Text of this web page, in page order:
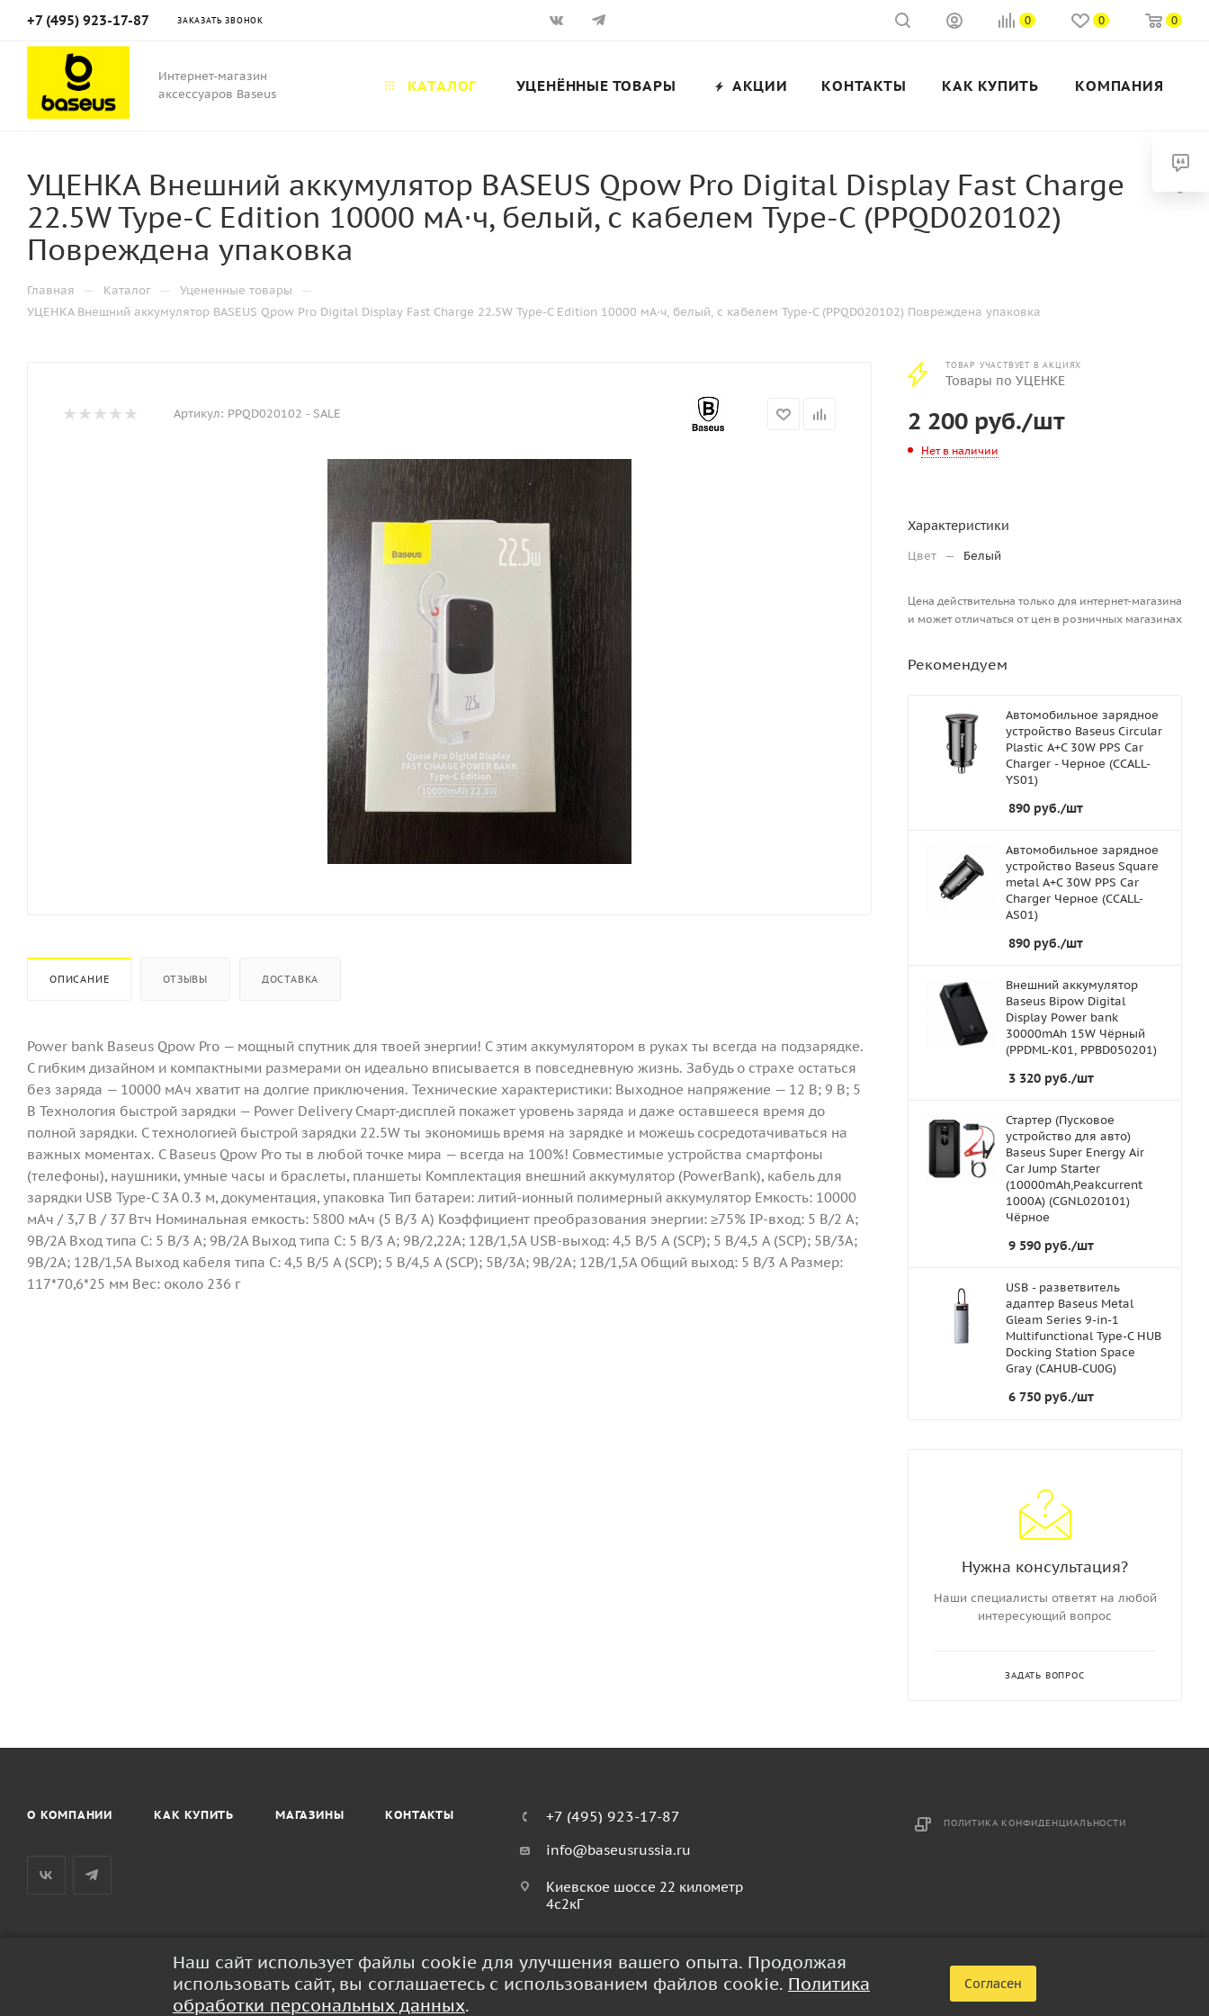
+7 (495) 923-17-87 ЗАКАЗАТЬ ЗВОНОК 0 0 0
Интернет-магазин
аксессуаров Baseus
КАТАЛОГ УЦЕНЁННЫЕ ТОВАРЫ АКЦИИ КОНТАКТЫ КАК КУПИТЬ КОМПАНИЯ
УЦЕНКА Внешний аккумулятор BASEUS Qpow Pro Digital Display Fast Charge
22.5W Type-C Edition 10000 мА⋅ч, белый, с кабелем Type-C (PPQD020102)
Повреждена упаковка
Главная — Каталог — Уцененные товары —
УЦЕНКА Внешний аккумулятор BASEUS Qpow Pro Digital Display Fast Charge 22.5W Type-C Edition 10000 мА⋅ч, белый, с кабелем Type-C (PPQD020102) Повреждена упаковка
Артикул: PPQD020102 - SALE
ОПИСАНИЕ ОТЗЫВЫ ДОСТАВКА
Power bank Baseus Qpow Pro — мощный спутник для твоей энергии! С этим аккумулятором в руках ты всегда на подзарядке.
С гибким дизайном и компактными размерами он идеально вписывается в повседневную жизнь. Забудь о страхе остаться
без заряда — 10000 мАч хватит на долгие приключения. Технические характеристики: Выходное напряжение — 12 В; 9 В; 5
В Технология быстрой зарядки — Power Delivery Смарт-дисплей покажет уровень заряда и даже оставшееся время до
полной зарядки. С технологией быстрой зарядки 22.5W ты экономишь время на зарядке и можешь сосредотачиваться на
важных моментах. С Baseus Qpow Pro ты в любой точке мира — всегда на 100%! Совместимые устройства смартфоны
(телефоны), наушники, умные часы и браслеты, планшеты Комплектация внешний аккумулятор (PowerBank), кабель для
зарядки USB Type-C 3A 0.3 м, документация, упаковка Тип батареи: литий-ионный полимерный аккумулятор Емкость: 10000
мАч / 3,7 В / 37 Втч Номинальная емкость: 5800 мАч (5 В/3 А) Коэффициент преобразования энергии: ≥75% IP-вход: 5 В/2 А;
9В/2А Вход типа C: 5 В/3 А; 9В/2А Выход типа C: 5 В/3 А; 9В/2,22А; 12В/1,5А USB-выход: 4,5 В/5 А (SCP); 5 В/4,5 А (SCP); 5В/3А;
9В/2А; 12В/1,5А Выход кабеля типа C: 4,5 В/5 А (SCP); 5 В/4,5 А (SCP); 5В/3А; 9В/2А; 12В/1,5А Общий выход: 5 В/3 А Размер:
117*70,6*25 мм Вес: около 236 г
ТОВАР УЧАСТВУЕТ В АКЦИЯХ
Товары по УЦЕНКЕ
2 200 руб./шт
Нет в наличии
Характеристики
Цвет — Белый
Цена действительна только для интернет-магазина
и может отличаться от цен в розничных магазинах
Рекомендуем
Автомобильное зарядное
устройство Baseus Circular
Plastic A+C 30W PPS Car
Charger - Черное (CCALL-
YS01)
890 руб./шт
Автомобильное зарядное
устройство Baseus Square
metal A+C 30W PPS Car
Charger Черное (CCALL-
AS01)
890 руб./шт
Внешний аккумулятор
Baseus Bipow Digital
Display Power bank
30000mAh 15W Чёрный
(PPDML-K01, PPBD050201)
3 320 руб./шт
Стартер (Пусковое
устройство для авто)
Baseus Super Energy Air
Car Jump Starter
(10000mAh,Peakcurrent
1000A) (CGNL020101)
Чёрное
9 590 руб./шт
USB - разветвитель
адаптер Baseus Metal
Gleam Series 9-in-1
Multifunctional Type-C HUB
Docking Station Space
Gray (CAHUB-CU0G)
6 750 руб./шт
Нужна консультация?
Наши специалисты ответят на любой
интересующий вопрос
ЗАДАТЬ ВОПРОС
О КОМПАНИИ КАК КУПИТЬ МАГАЗИНЫ КОНТАКТЫ +7 (495) 923-17-87
info@baseusrussia.ru
Киевское шоссе 22 километр
4с2кГ
ПОЛИТИКА КОНФИДЕНЦИАЛЬНОСТИ
2026 © BaseusRussia - интернет-магазин продукции Baseus
Наш сайт использует файлы cookie для улучшения вашего опыта. Продолжая
использовать сайт, вы соглашаетесь с использованием файлов cookie. Политика
обработки персональных данных.
Согласен